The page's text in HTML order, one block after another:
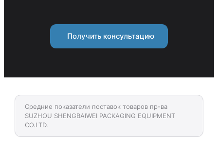
Получить консультацию
Средние показатели поставок товаров пр-ва
SUZHOU SHENGBAIWEI PACKAGING EQUIPMENT
CO.LTD.